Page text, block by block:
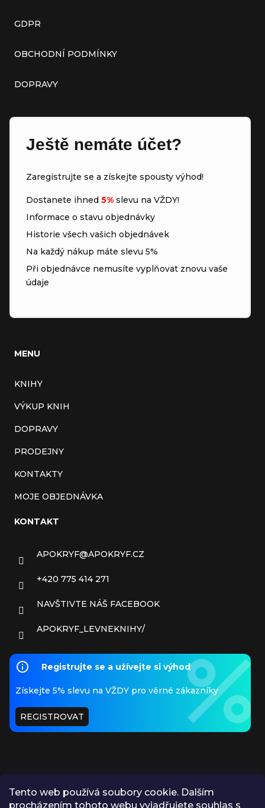
Tento web používá soubory cookie. Dalším
procházením tohoto webu vyjadřujete souhlas s
GDPR
OBCHODNÍ PODMÍNKY
DOPRAVY
Ještě nemáte účet?
Zaregistrujte se a získejte spousty výhod!
Dostanete ihned 5% slevu na VŽDY!
Informace o stavu objednávky
Historie všech vašich objednávek
Na každý nákup máte slevu 5%
Při objednávce nemusíte vyplňovat znovu vaše
údaje
MENU
KNIHY
VÝKUP KNIH
DOPRAVY
PRODEJNY
KONTAKTY
MOJE OBJEDNÁVKA
KONTAKT
APOKRYF@APOKRYF.CZ
+420 775 414 271
NAVŠTIVTE NÁŠ FACEBOOK
APOKRYF_LEVNEKNIHY/
Registrujte se a užívejte si výhod
Získejte 5% slevu na VŽDY pro věrné zákazníky
REGISTROVAT